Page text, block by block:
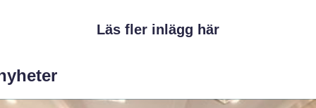
Läs fler inlägg här